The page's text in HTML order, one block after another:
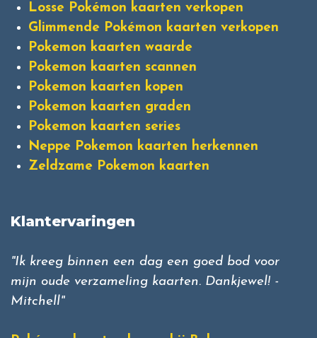
Losse Pokémon kaarten verkopen
Glimmende Pokémon kaarten verkopen
Pokemon kaarten waarde
Pokemon kaarten scannen
Pokemon kaarten kopen
Pokemon kaarten graden
Pokemon kaarten series
Neppe Pokemon kaarten herkennen
Zeldzame Pokemon kaarten
Klantervaringen
"Ik kreeg binnen een dag een goed bod voor
mijn oude verzameling kaarten. Dankjewel! -
Mitchell"